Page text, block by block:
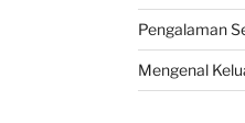
Pengalaman
Mengenal